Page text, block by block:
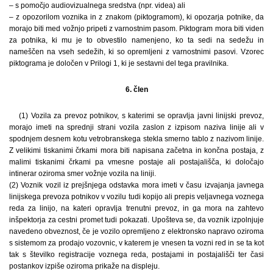
– s pomočjo audiovizualnega sredstva (npr. videa) ali
– z opozorilom voznika in z znakom (piktogramom), ki opozarja potnike, da
morajo biti med vožnjo pripeti z varnostnim pasom. Piktogram mora biti viden
za potnika, ki mu je to obvestilo namenjeno, ko ta sedi na sedežu in
nameščen na vseh sedežih, ki so opremljeni z varnostnimi pasovi. Vzorec
piktograma je določen v Prilogi 1, ki je sestavni del tega pravilnika.
6. člen
(1) Vozila za prevoz potnikov, s katerimi se opravlja javni linijski prevoz,
morajo imeti na sprednji strani vozila zaslon z izpisom naziva linije ali v
spodnjem desnem kotu vetrobranskega stekla smerno tablo z nazivom linije.
Z velikimi tiskanimi črkami mora biti napisana začetna in končna postaja, z
malimi tiskanimi črkami pa vmesne postaje ali postajališča, ki določajo
intinerar oziroma smer vožnje vozila na liniji.
(2) Voznik vozil iz prejšnjega odstavka mora imeti v času izvajanja javnega
linijskega prevoza potnikov v vozilu tudi kopijo ali prepis veljavnega voznega
reda za linijo, na kateri opravlja trenutni prevoz, in ga mora na zahtevo
inšpektorja za cestni promet tudi pokazati. Upošteva se, da voznik izpolnjuje
navedeno obveznost, če je vozilo opremljeno z elektronsko napravo oziroma
s sistemom za prodajo vozovnic, v katerem je vnesen ta vozni red in se ta kot
tak s številko registracije voznega reda, postajami in postajališči ter časi
postankov izpiše oziroma prikaže na displeju.